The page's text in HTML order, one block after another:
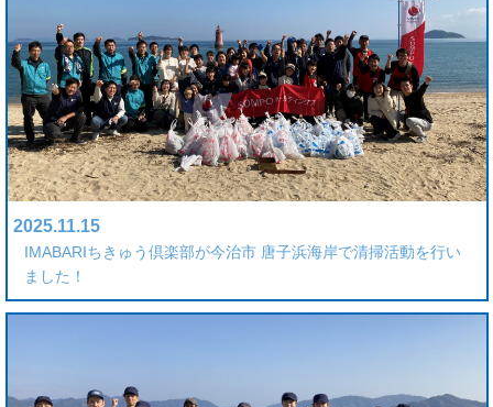
2025.11.15
IMABARIちきゅう倶楽部が今治市 唐子浜海岸で清掃活動を行い
ました！